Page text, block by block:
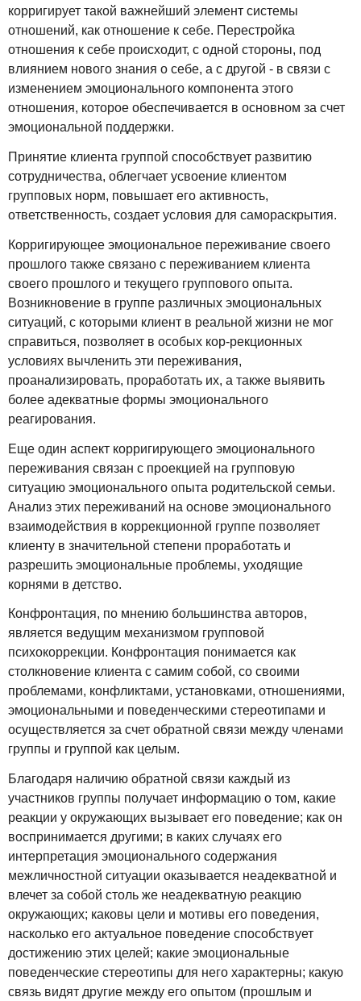
корригирует такой важнейший элемент системы
отношений, как отношение к себе. Перестройка
отношения к себе происходит, с одной стороны, под
влиянием нового знания о себе, а с другой - в связи с
изменением эмоционального компонента этого
отношения, которое обеспечивается в основном за счет
эмоциональной поддержки.
Принятие клиента группой способствует развитию
сотрудничества, облегчает усвоение клиентом
групповых норм, повышает его активность,
ответственность, создает условия для самораскрытия.
Корригирующее эмоциональное переживание своего
прошлого также связано с переживанием клиента
своего прошлого и текущего группового опыта.
Возникновение в группе различных эмоциональных
ситуаций, с которыми клиент в реальной жизни не мог
справиться, позволяет в особых кор-рекционных
условиях вычленить эти переживания,
проанализировать, проработать их, а также выявить
более адекватные формы эмоционального
реагирования.
Еще один аспект корригирующего эмоционального
переживания связан с проекцией на групповую
ситуацию эмоционального опыта родительской семьи.
Анализ этих переживаний на основе эмоционального
взаимодействия в коррекционной группе позволяет
клиенту в значительной степени проработать и
разрешить эмоциональные проблемы, уходящие
корнями в детство.
Конфронтация, по мнению большинства авторов,
является ведущим механизмом групповой
психокоррекции. Конфронтация понимается как
столкновение клиента с самим собой, со своими
проблемами, конфликтами, установками, отношениями,
эмоциональными и поведенческими стереотипами и
осуществляется за счет обратной связи между членами
группы и группой как целым.
Благодаря наличию обратной связи каждый из
участников группы получает информацию о том, какие
реакции у окружающих вызывает его поведение; как он
воспринимается другими; в каких случаях его
интерпретация эмоционального содержания
межличностной ситуации оказывается неадекватной и
влечет за собой столь же неадекватную реакцию
окружающих; каковы цели и мотивы его поведения,
насколько его актуальное поведение способствует
достижению этих целей; какие эмоциональные
поведенческие стереотипы для него характерны; какую
связь видят другие между его опытом (прошлым и